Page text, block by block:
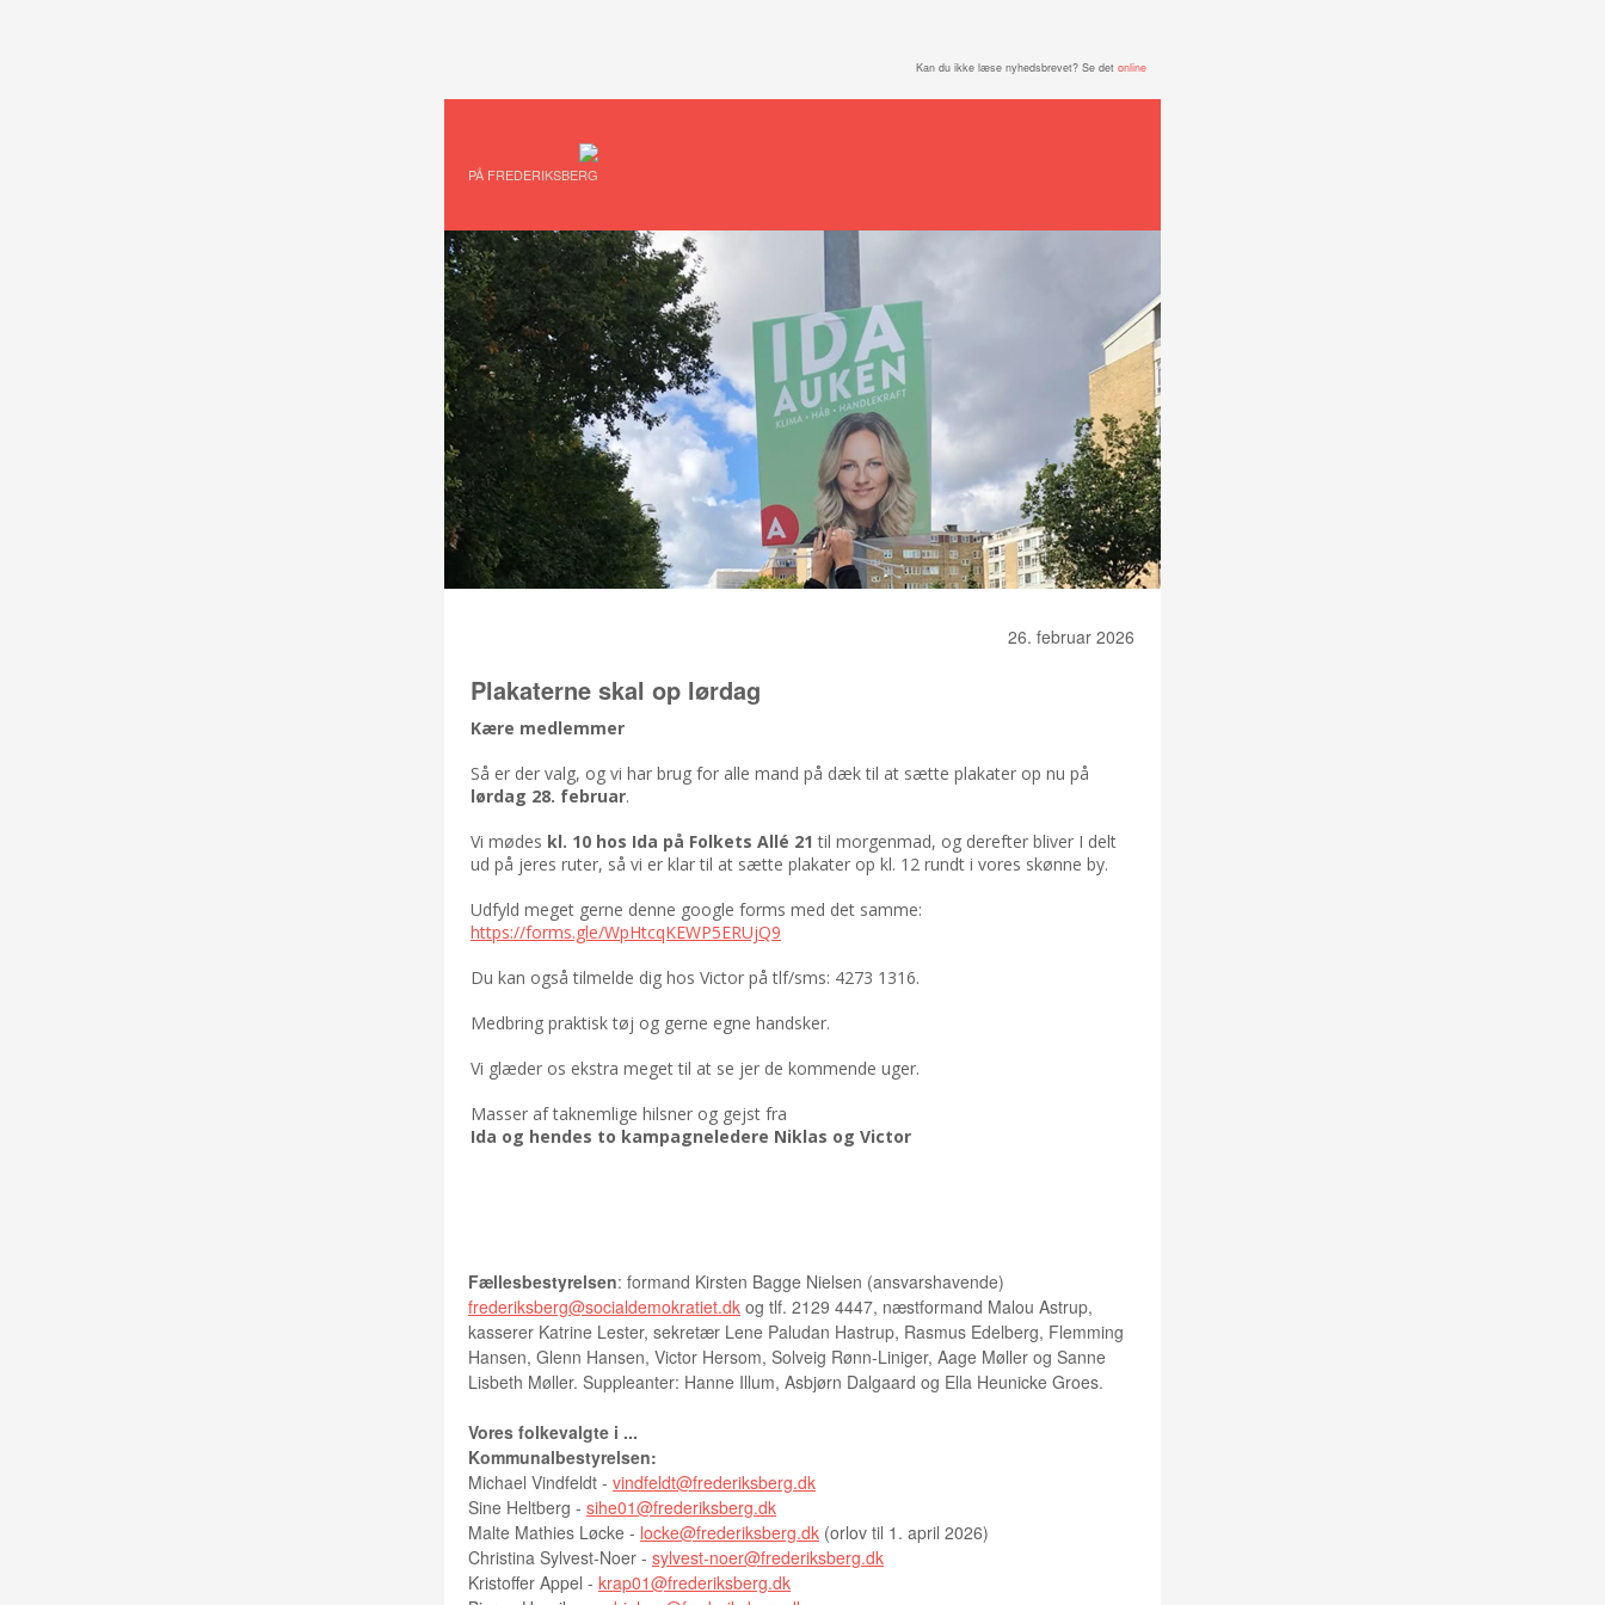
Kan du ikke læse nyhedsbrevet? Se det online
PÅ FREDERIKSBERG
26. februar 2026
Plakaterne skal op lørdag
Kære medlemmer
Så er der valg, og vi har brug for alle mand på dæk til at sætte plakater op nu på
lørdag 28. februar.
Vi mødes kl. 10 hos Ida på Folkets Allé 21 til morgenmad, og derefter bliver I delt
ud på jeres ruter, så vi er klar til at sætte plakater op kl. 12 rundt i vores skønne by.
Udfyld meget gerne denne google forms med det samme:
https://forms.gle/WpHtcqKEWP5ERUjQ9
Du kan også tilmelde dig hos Victor på tlf/sms: 4273 1316.
Medbring praktisk tøj og gerne egne handsker.
Vi glæder os ekstra meget til at se jer de kommende uger.
Masser af taknemlige hilsner og gejst fra
Ida og hendes to kampagneledere Niklas og Victor
Fællesbestyrelsen: formand Kirsten Bagge Nielsen (ansvarshavende)
frederiksberg@socialdemokratiet.dk og tlf. 2129 4447, næstformand Malou Astrup,
kasserer Katrine Lester, sekretær Lene Paludan Hastrup, Rasmus Edelberg, Flemming
Hansen, Glenn Hansen, Victor Hersom, Solveig Rønn-Liniger, Aage Møller og Sanne
Lisbeth Møller. Suppleanter: Hanne Illum, Asbjørn Dalgaard og Ella Heunicke Groes.
Vores folkevalgte i ...
Kommunalbestyrelsen:
Michael Vindfeldt - vindfeldt@frederiksberg.dk
Sine Heltberg - sihe01@frederiksberg.dk
Malte Mathies Løcke - locke@frederiksberg.dk (orlov til 1. april 2026)
Christina Sylvest-Noer - sylvest-noer@frederiksberg.dk
Kristoffer Appel - krap01@frederiksberg.dk